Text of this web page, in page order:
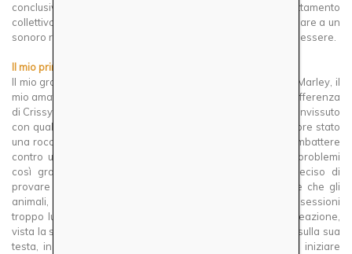
conclusivo: mentre univamo le nostre energie in un trattamento
collettivo, Crissy si posizionava al centro… e si lasciava andare a un
sonoro russare, segno del suo profondo rilassamento e benessere.
Il mio primo maestro Reiki: Marley
Il mio grande insegnante di Reiki agli animali, però, è stato Marley, il
mio amato cane arrivato subito dopo la morte di Crissy. A differenza
di Crissy, che ha vissuto una vita piena di acciacchi ma ha convissuto
con qualcosa di grave solo per pochi giorni, Marley è sempre stato
una roccia, ma ha passato l’ultimo anno della sua vita a combattere
contro un tumore alla testa. Non avevo esperienza con problemi
così gravi e quando era ormai anziano e malato ho deciso di
provare a trattarlo. Ero piena di dubbi: avevo sentito dire che gli
animali, essendo molto sensibili, potevano infastidirsi con sessioni
troppo lunghe e non sapevo come sarebbe stata la sua reazione,
vista la sua malattia. Con timidezza, ho appoggiato le mani sulla sua
testa, in corrispondenza del settimo chakra, pensando di iniziare